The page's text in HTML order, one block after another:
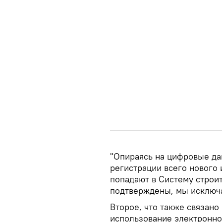
"Опираясь на цифровые
регистрации всего
попадают в Систему
подтверждены, мы
Второе, что также
использование